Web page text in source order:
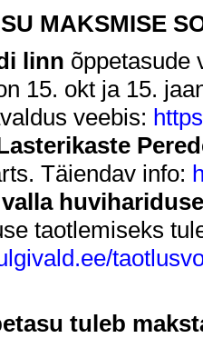
MAKSMISE
linn õppetasude
15. okt ja 15.
veebis:
Täiendav info:
taotlemiseks
tuleb